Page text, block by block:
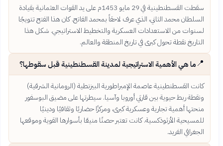
سقطت القسطنطينية في 29 مايو 1453م على يد القوات العثمانية بقيادة
السلطان محمد الثاني، الذي عرف لاحقاً بمحمد الفاتح. كان هذا الفتح تتويجًا
لسنوات من الاستعدادات العسكرية والتخطيط الاستراتيجي. شكل هذا
التاريخ نقطة تحول كبرى في تاريخ المنطقة والعالم.
📍ما هي الأهمية الاستراتيجية لمدينة القسطنطينية قبل سقوطها؟
كانت القسطنطينية عاصمة الإمبراطورية البيزنطية (الرومانية الشرقية)
ونقطة ربط حيوية بين قارتي أوروبا وآسيا. سيطرتها على مضيق البوسفور
منحتها أهمية تجارية وعسكرية كبرى، ومركزًا حضاريًا وثقافيًا ودينيًا
للمسيحية الأرثوذكسية. كانت تعتبر حصنًا منيعًا بأسوارها القوية وموقعها
الجغرافي الفريد.